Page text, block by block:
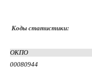
Коды статистики:
ОКПО
00080944